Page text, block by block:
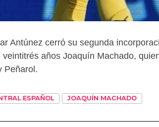
Antúnez cerró su segunda
años Joaquín Machado,
Peñarol.
ESPAÑOL JOAQUÍN MACHADO